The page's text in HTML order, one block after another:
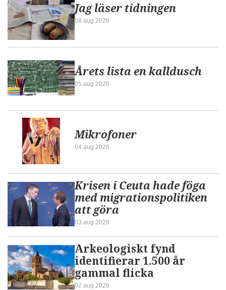
Jag läser tidningen
08 aug 2026
Årets lista en kalldusch
05 aug 2026
Mikrofoner
04 aug 2026
Krisen i Ceuta hade föga
med migrationspolitiken
att göra
03 aug 2026
Arkeologiskt fynd
identifierar 1.500 år
gammal flicka
02 aug 2026